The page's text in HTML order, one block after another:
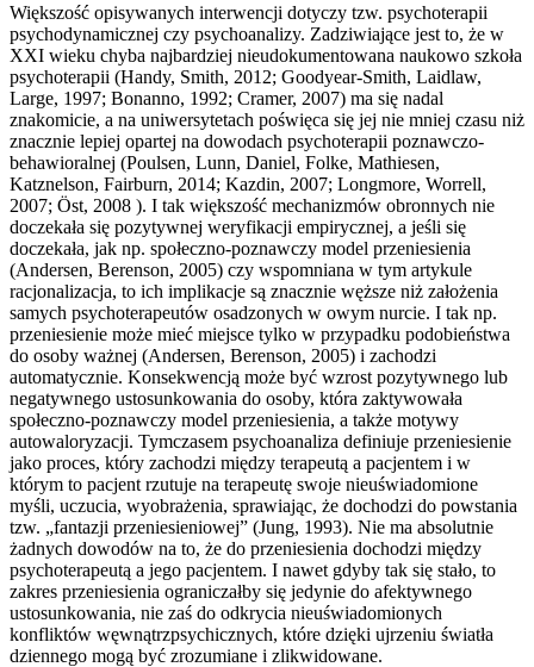
Większość opisywanych interwencji dotyczy tzw. psychoterapii
psychodynamicznej czy psychoanalizy. Zadziwiające jest to, że w
XXI wieku chyba najbardziej nieudokumentowana naukowo szkoła
psychoterapii (Handy, Smith, 2012; Goodyear-Smith, Laidlaw,
Large, 1997; Bonanno, 1992; Cramer, 2007) ma się nadal
znakomicie, a na uniwersytetach poświęca się jej nie mniej czasu niż
znacznie lepiej opartej na dowodach psychoterapii poznawczo-
behawioralnej (Poulsen, Lunn, Daniel, Folke, Mathiesen,
Katznelson, Fairburn, 2014; Kazdin, 2007; Longmore, Worrell,
2007; Öst, 2008 ). I tak większość mechanizmów obronnych nie
doczekała się pozytywnej weryfikacji empirycznej, a jeśli się
doczekała, jak np. społeczno-poznawczy model przeniesienia
(Andersen, Berenson, 2005) czy wspomniana w tym artykule
racjonalizacja, to ich implikacje są znacznie węższe niż założenia
samych psychoterapeutów osadzonych w owym nurcie. I tak np.
przeniesienie może mieć miejsce tylko w przypadku podobieństwa
do osoby ważnej (Andersen, Berenson, 2005) i zachodzi
automatycznie. Konsekwencją może być wzrost pozytywnego lub
negatywnego ustosunkowania do osoby, która zaktywowała
społeczno-poznawczy model przeniesienia, a także motywy
autowaloryzacji. Tymczasem psychoanaliza definiuje przeniesienie
jako proces, który zachodzi między terapeutą a pacjentem i w
którym to pacjent rzutuje na terapeutę swoje nieuświadomione
myśli, uczucia, wyobrażenia, sprawiając, że dochodzi do powstania
tzw. „fantazji przeniesieniowej” (Jung, 1993). Nie ma absolutnie
żadnych dowodów na to, że do przeniesienia dochodzi między
psychoterapeutą a jego pacjentem. I nawet gdyby tak się stało, to
zakres przeniesienia ograniczałby się jedynie do afektywnego
ustosunkowania, nie zaś do odkrycia nieuświadomionych
konfliktów węwnątrzpsychicznych, które dzięki ujrzeniu światła
dziennego mogą być zrozumiane i zlikwidowane.